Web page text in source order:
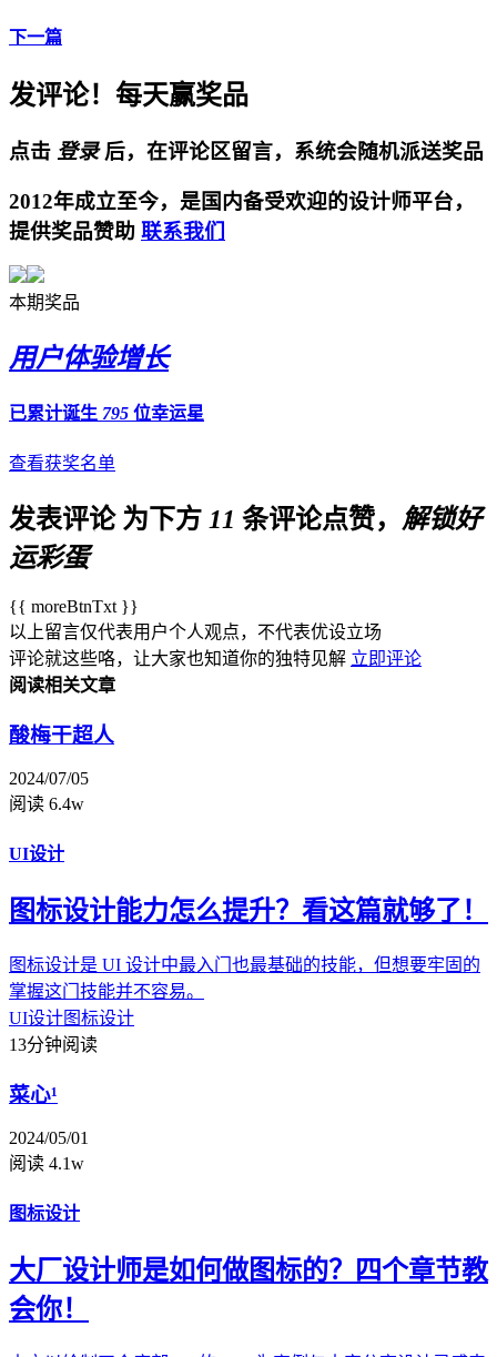
下一篇
发评论！每天赢奖品
点击 登录后，在评论区留言，系统会随机派送奖品
2012年成立至今，是国内备受欢迎的设计师平台，
提供奖品赞助 联系我们
本期奖品
用户体验增长
已累计诞生 795 位幸运星
查看获奖名单
发表评论 为下方 11 条评论点赞， 解锁好
运彩蛋
{{ moreBtnTxt }}
以上留言仅代表用户个人观点，不代表优设立场
评论就这些咯，让大家也知道你的独特见解 立即评论
阅读相关文章
酸梅干超人
2024/07/05
阅读 6.4w
UI设计
图标设计能力怎么提升？看这篇就够了！
图标设计是 UI 设计中最入门也最基础的技能，但想要牢固的
掌握这门技能并不容易。
UI设计图标设计
13分钟阅读
菜心¹
2024/05/01
阅读 4.1w
图标设计
大厂设计师是如何做图标的？四个章节教
会你！